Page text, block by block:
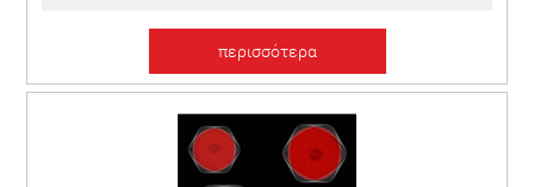
περισσότερα